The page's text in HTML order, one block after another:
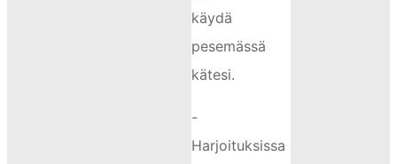
käydä
pesemässä
kätesi.
-
Harjoituksissa